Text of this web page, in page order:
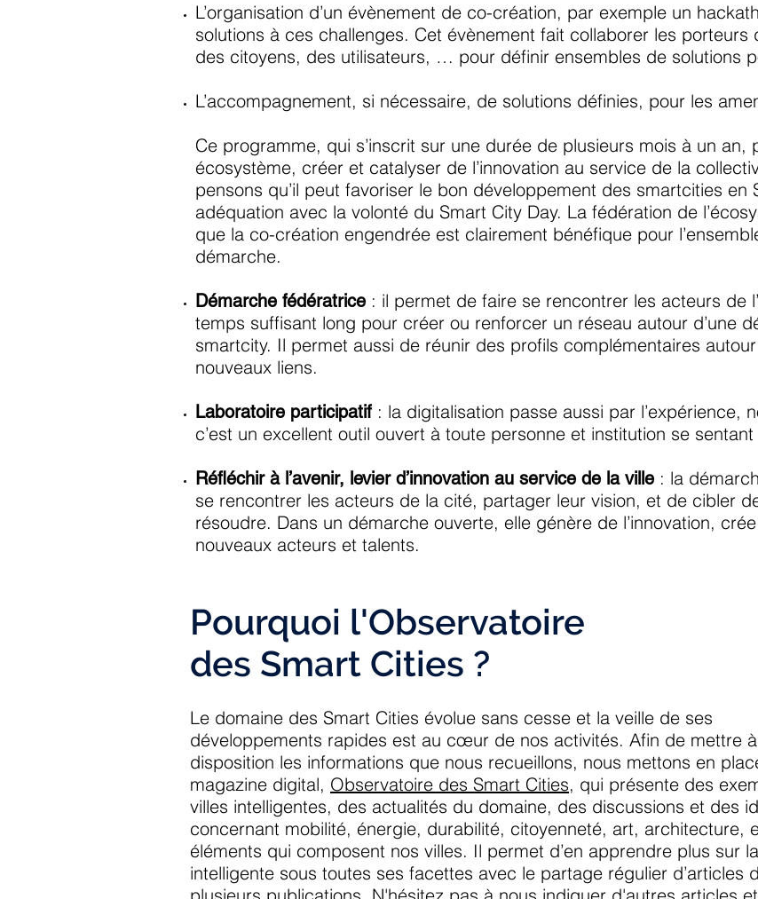
L’organisation d’un évènement de co-création, par exemple un
solutions à ces challenges. Cet évènement fait collaborer les
des citoyens, des utilisateurs, … pour définir ensembles de solutions
L’accompagnement, si nécessaire, de solutions définies, pour les
Ce programme, qui s’inscrit sur une durée de plusieurs mois à un
écosystème, créer et catalyser de l’innovation au service de la
pensons qu’il peut favoriser le bon développement des smartcities en
adéquation avec la volonté du Smart City Day. La fédération de
que la co-création engendrée est clairement bénéfique pour
démarche.
Démarche fédératrice : il permet de faire se rencontrer les acteurs de
temps suffisant long pour créer ou renforcer un réseau autour d’une
smartcity. Il permet aussi de réunir des profils complémentaires
nouveaux liens.
Laboratoire participatif : la digitalisation passe aussi par l’expérience,
c’est un excellent outil ouvert à toute personne et institution se
Réfléchir à l’avenir, levier d’innovation au service de la ville : la
se rencontrer les acteurs de la cité, partager leur vision, et de cibler
résoudre. Dans un démarche ouverte, elle génère de l’innovation,
nouveaux acteurs et talents.
Pourquoi l'Observatoire
des Smart Cities ?
Le domaine des Smart Cities évolue sans cesse et la veille de ses
développements rapides est au cœur de nos activités. Afin de mettre
disposition les informations que nous recueillons, nous mettons en
magazine digital, Observatoire des Smart Cities, qui présente des
villes intelligentes, des actualités du domaine, des discussions et des
concernant mobilité, énergie, durabilité, citoyenneté, art, architecture,
éléments qui composent nos villes. Il permet d’en apprendre plus sur
intelligente sous toutes ses facettes avec le partage régulier d’articles